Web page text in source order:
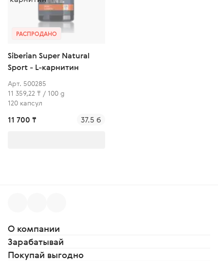
РАСПРОДАНО
Siberian Super Natural
Sport - L-карнитин
Арт. 500285
11 359,22 ₸ / 100 g
120 капсул
11 700 ₸ 37.5 б
О компании
Зарабатывай
Покупай выгодно